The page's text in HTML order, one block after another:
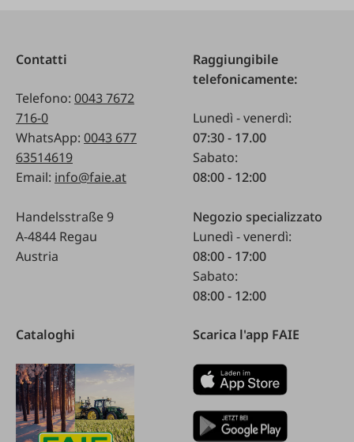
Contatti
Telefono: 0043 7672
716-0
WhatsApp: 0043 677
63514619
Email: info@faie.at
Handelsstraße 9
A-4844 Regau
Austria
Raggiungibile
telefonicamente:
Lunedì - venerdì:
07:30 - 17.00
Sabato:
08:00 - 12:00
Negozio specializzato
Lunedì - venerdì:
08:00 - 17:00
Sabato:
08:00 - 12:00
Cataloghi Scarica l'app FAIE